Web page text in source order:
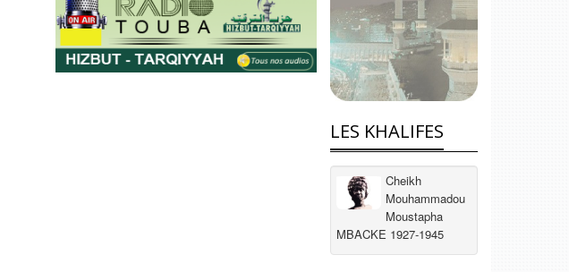
LES KHALIFES
Cheikh
Mouhammadou
Moustapha
MBACKE 1927-1945